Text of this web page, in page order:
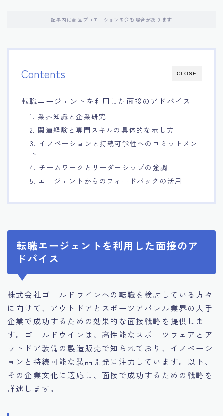
14.キャリアアップのための面接戦略
15.職場適応力をアピールする方法
17.面接でブランクを効果的に伝える方法
18.転職後の職場に適応するためのヒント
記事内に商品プロモーションを含む場合があります
CLOSE
Contents
転職エージェントを利用した面接のアドバイス
1. 業界知識と企業研究
2. 関連経験と専門スキルの具体的な示し方
3. イノベーションと持続可能性へのコミットメン
ト
4. チームワークとリーダーシップの強調
5. エージェントからのフィードバックの活用
転職エージェントを利用した面接のア
ドバイス
株式会社ゴールドウインへの転職を検討している方々
に向けて、アウトドアとスポーツアパレル業界の大手
企業で成功するための効果的な面接戦略を提供しま
す。ゴールドウインは、高性能なスポーツウェアとア
ウトドア装備の製造販売で知られており、イノベーシ
ョンと持続可能な製品開発に注力しています。以下、
その企業文化に適応し、面接で成功するための戦略を
詳述します。